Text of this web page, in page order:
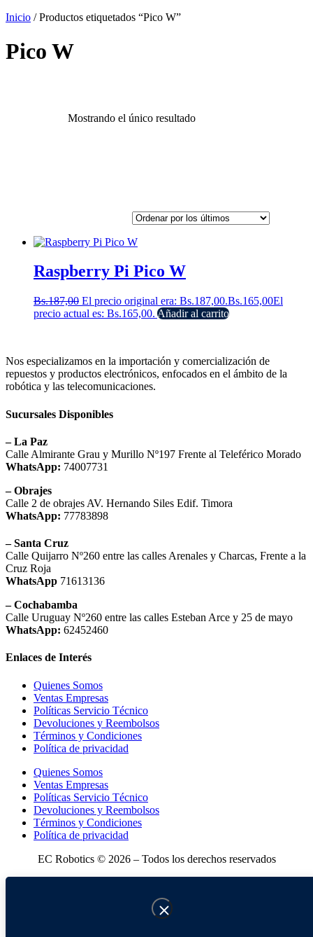
Inicio / Productos etiquetados “Pico W”
Pico W
Mostrando el único resultado
Raspberry Pi Pico W
Bs.187,00 El precio original era: Bs.187,00.Bs.165,00El
precio actual es: Bs.165,00. Añadir al carrito
Nos especializamos en la importación y comercialización de
repuestos y productos electrónicos, enfocados en el ámbito de la
robótica y las telecomunicaciones.
Sucursales Disponibles
– La Paz
Calle Almirante Grau y Murillo Nº197 Frente al Teleférico Morado
WhatsApp: 74007731
– Obrajes
Calle 2 de obrajes AV. Hernando Siles Edif. Timora
WhatsApp: 77783898
– Santa Cruz
Calle Quijarro Nº260 entre las calles Arenales y Charcas, Frente a la
Cruz Roja
WhatsApp 71613136
– Cochabamba
Calle Uruguay Nº260 entre las calles Esteban Arce y 25 de mayo
WhatsApp: 62452460
Enlaces de Interés
Quienes Somos
Ventas Empresas
Políticas Servicio Técnico
Devoluciones y Reembolsos
Términos y Condiciones
Política de privacidad
Quienes Somos
Ventas Empresas
Políticas Servicio Técnico
Devoluciones y Reembolsos
Términos y Condiciones
Política de privacidad
EC Robotics © 2026 – Todos los derechos reservados